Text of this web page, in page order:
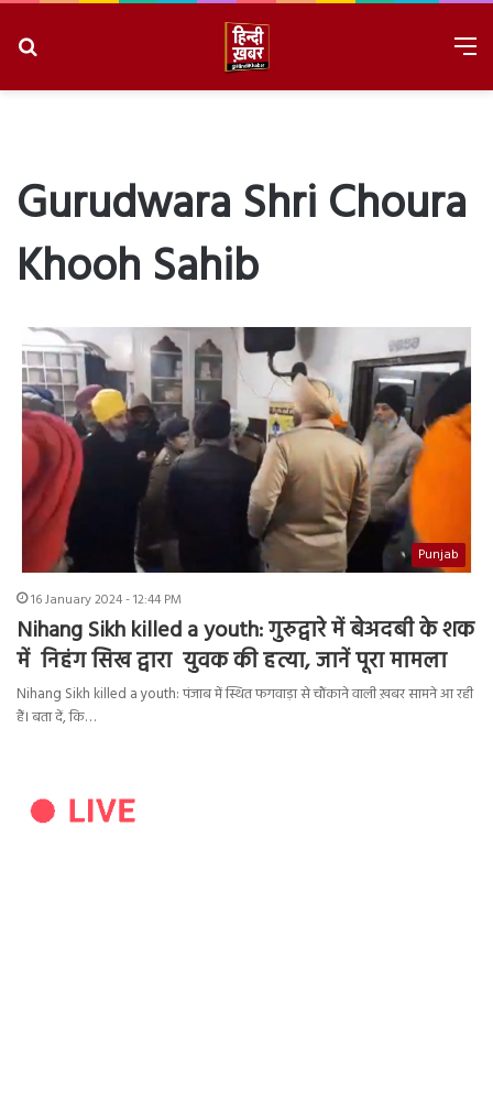
Gurudwara Shri Choura
Khooh Sahib
Punjab
16 January 2024 - 12:44 PM
Nihang Sikh killed a youth: गुरुद्वारे में बेअदबी के शक
में निहंग सिख द्वारा युवक की हत्या, जानें पूरा मामला
Nihang Sikh killed a youth: पंजाब में स्थित फगवाड़ा से चौंकाने वाली ख़बर सामने आ रही
हैं। बता दें, कि…